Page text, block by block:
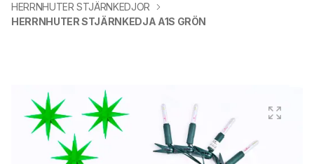
HERRNHUTER STJÄRNKEDJOR
HERRNHUTER STJÄRNKEDJA A1S GRÖN